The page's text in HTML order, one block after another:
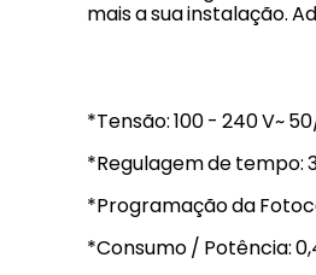
mais a sua instalação.
*Tensão: 100 - 240 V~
*Regulagem de tempo:
*Programação da
*Consumo / Potência: